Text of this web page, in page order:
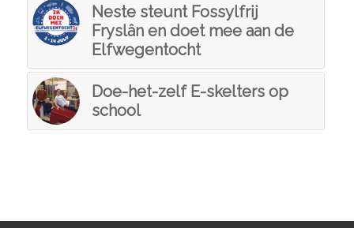
Neste steunt Fossylfrij
Fryslân en doet mee aan de
Elfwegentocht
Doe-het-zelf E-skelters op
school